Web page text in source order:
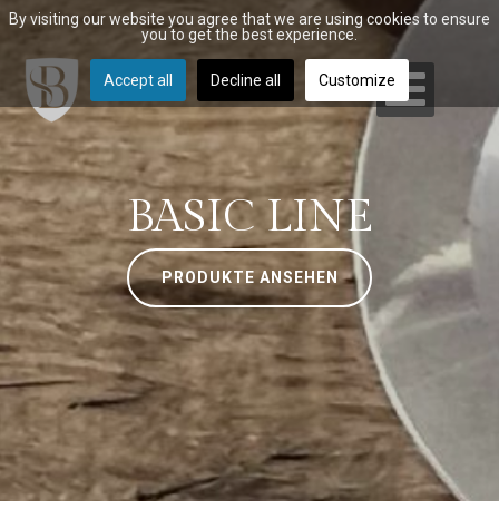
BASIC LINE
PRODUKTE ANSEHEN
By visiting our website you agree that we are using cookies to ensure
you to get the best experience.
Accept all Decline all Customize